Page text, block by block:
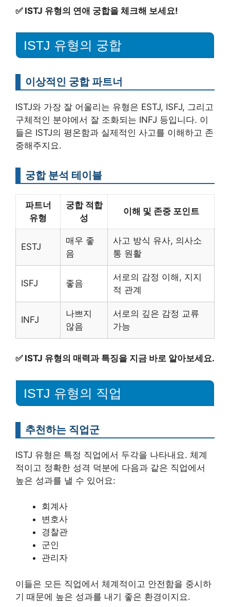
✅ ISTJ 유형의 연애 궁합을 체크해 보세요!
ISTJ 유형의 궁합
이상적인 궁합 파트너
ISTJ와 가장 잘 어울리는 유형은 ESTJ, ISFJ, 그리고
구체적인 분야에서 잘 조화되는 INFJ 등입니다. 이
들은 ISTJ의 평온함과 실제적인 사고를 이해하고 존
중해주지요.
궁합 분석 테이블
파트너
유형
궁합 적합
성
이해 및 존중 포인트
ESTJ
매우 좋
음
사고 방식 유사, 의사소
통 원활
ISFJ 좋음
서로의 감정 이해, 지지
적 관계
INFJ
나쁘지
않음
서로의 깊은 감정 교류
가능
✅ ISTJ 유형의 매력과 특징을 지금 바로 알아보세요.
ISTJ 유형의 직업
추천하는 직업군
ISTJ 유형은 특정 직업에서 두각을 나타내요. 체계
적이고 정확한 성격 덕분에 다음과 같은 직업에서
높은 성과를 낼 수 있어요:
회계사
변호사
경찰관
군인
관리자
이들은 모든 직업에서 체계적이고 안전함을 중시하
기 때문에 높은 성과를 내기 좋은 환경이지요.